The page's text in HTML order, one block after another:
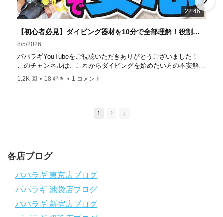
達成！ ――――――――――――――――― パパラギダイ
ビングスクール 本店 神奈川県 藤沢市 南藤沢10-4
はコチラ
https://www.papalagi.co.jp/staticpages/index.php/work
22:46
【初心者必見】ダイビング器材を10分で全部理解！役割・使い方をやさしく解説
8/5/2026
パパラギYouTubeをご視聴いただきありがとうございました！
このチャンネルは、これからダイビングを始めたい方の不安解消
や悩みごとを解消するためのチャンネルです
ひとりでも多くの方に、素敵なダイビングライフを送っていただ
ダイビングのこんな情報を知りたいなどありましたらコメントを
～～～～～～～～～～～～～～～～～～～～～～～～～～～～
1986年創業！国内最大規模のスキューバダイビングスクール。
徹底した安全管理と、国内トップクラスの初心者ダイビングライ
センス認定実績。
～～～～～～～～～～～～～～～～～～～～～～～～～～～～
1.2K 回 • 18 好き • 1 コメント
1 2
各店ブログ
パパラギ 東京店ブログ
パパラギ 池袋店ブログ
パパラギ 新宿店ブログ